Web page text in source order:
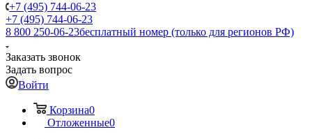
+7 (495) 744-06-23
+7 (495) 744-06-23
8 800 250-06-23бесплатный номер (только для регионов РФ)
Заказать звонок
Задать вопрос
Войти
Корзина0
Отложенные0